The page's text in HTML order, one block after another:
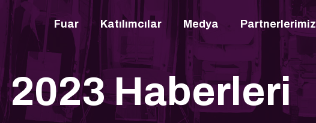
Fuar Katılımcılar Medya Partnerlerimiz
2023 Haberleri
FUAR
KATILIMCILAR
MEDYA
PARTNERLERIMIZ
İLETIŞIM